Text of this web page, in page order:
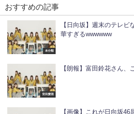
おすすめの記事
未分類
【日向坂】週末のテレビ
華すぎるwwwwww
宮田愛萌
【朗報】富田鈴花さん、
【画像】これが日向坂46